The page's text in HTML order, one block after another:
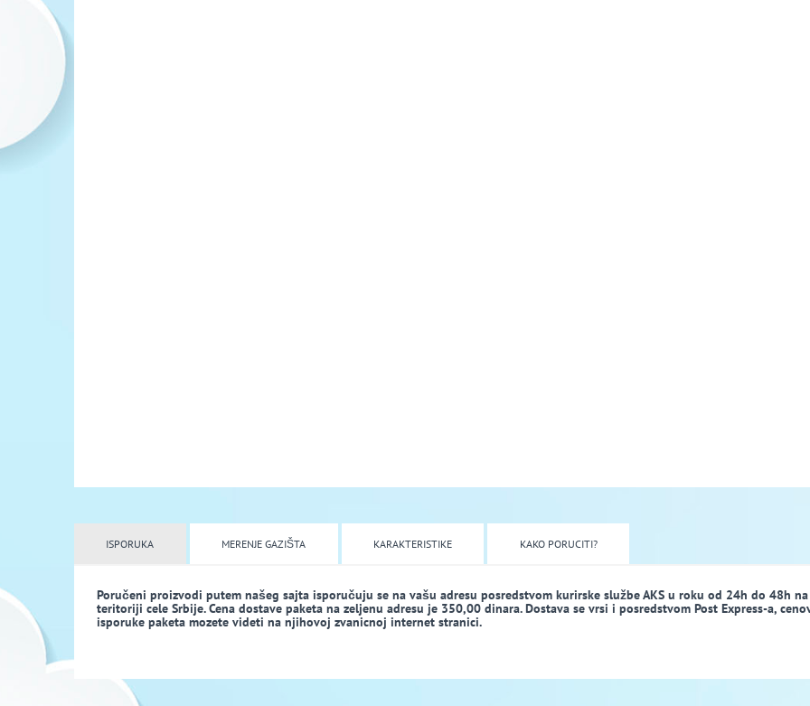
ISPORUKA MERENJE GAZIŠTA KARAKTERISTIKE KAKO PORUCITI?
Poručeni proizvodi putem našeg sajta isporučuju se na vašu adresu posredstvom kurirske službe AKS u roku od 24h do 48h na
teritoriji cele Srbije. Cena dostave paketa na zeljenu adresu je 350,00 dinara. Dostava se vrsi i posredstvom Post Express-a,
isporuke paketa mozete videti na njihovoj zvanicnoj internet stranici.